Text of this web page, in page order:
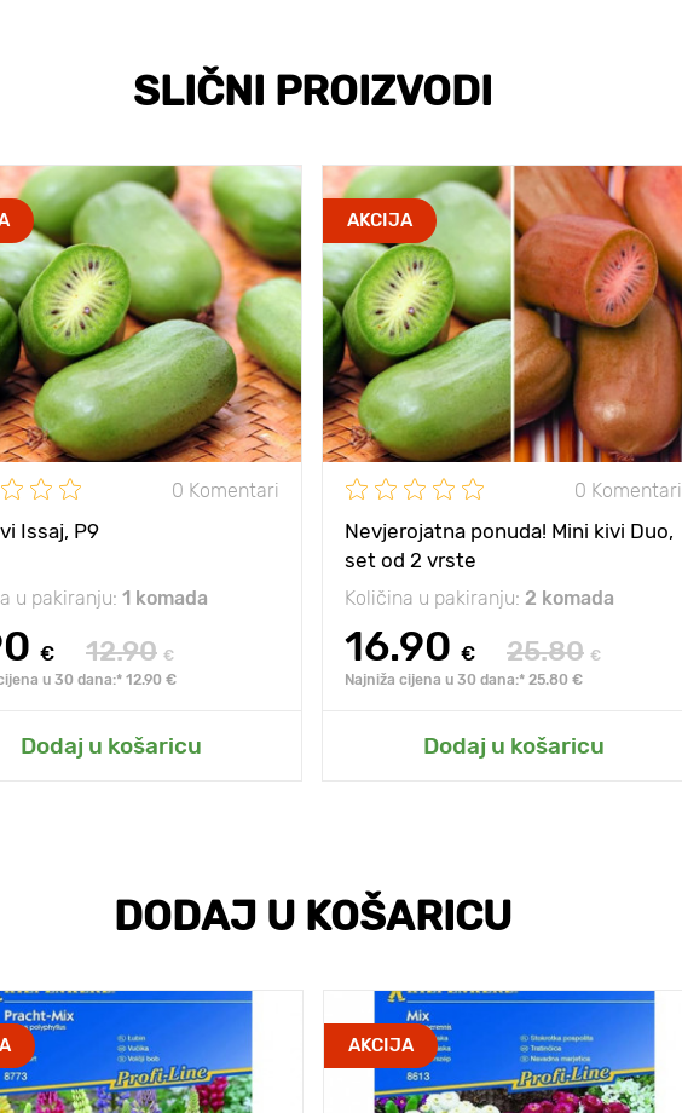
SLIČNI PROIZVODI
0 Komentari
Issaj, P9
u pakiranju: 1 komada
€ 12.90 €
u 30 dana:* 12.90 €
Dodaj u košaricu
AKCIJA
0 Komentari
Nevjerojatna ponuda! Mini kivi Duo,
set od 2 vrste
Količina u pakiranju: 2 komada
16.90 € 25.80 €
Najniža cijena u 30 dana:* 25.80 €
Dodaj u košaricu
DODAJ U KOŠARICU
AKCIJA